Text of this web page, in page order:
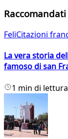
FeliCitazioni
La vera storia
famoso di san
1 min di lettura